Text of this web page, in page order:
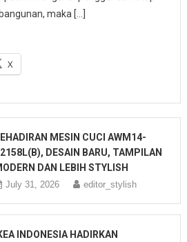
maka […]
X
MESIN CUCI AWM14-
DESAIN BARU, TAMPILAN
DAN LEBIH STYLISH
July 31, 2026 editor_stylish
INDONESIA HADIRKAN